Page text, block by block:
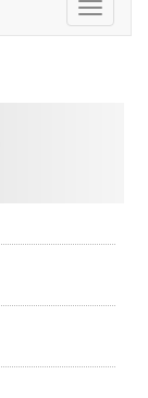
Toggle